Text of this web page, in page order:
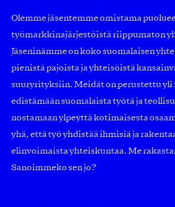
Olemme jäsentemme omistama
työmarkkinajärjestöistä riippumaton
Jäseninämme on koko suomalaisen
pienistä pajoista ja yhteisöistä
suuryrityksiin. Meidät on perustettu yli
edistämään suomalaista työtä ja
nostamaan ylpeyttä kotimaisesta
yhä, että työ yhdistää ihmisiä ja
elinvoimaista yhteiskuntaa. Me
Sanoimmeko sen jo?